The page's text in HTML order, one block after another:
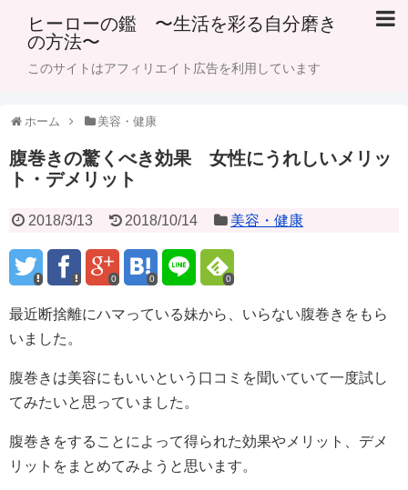
ヒーローの鑑 〜生活を彩る自分磨き
の方法〜
このサイトはアフィリエイト広告を利用しています
ホーム 美容・健康
腹巻きの驚くべき効果 女性にうれしいメリッ
ト・デメリット
2018/3/13 2018/10/14 美容・健康
0 0 0
最近断捨離にハマっている妹から、いらない腹巻きをもら
いました。
腹巻きは美容にもいいという口コミを聞いていて一度試し
てみたいと思っていました。
腹巻きをすることによって得られた効果やメリット、デメ
リットをまとめてみようと思います。